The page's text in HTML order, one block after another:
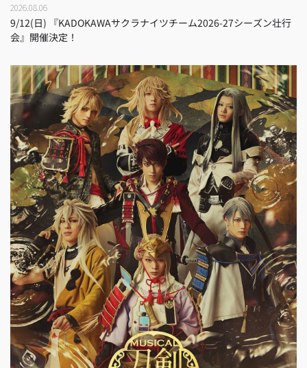
2026.08.06
9/12(日) 『KADOKAWAサクラナイツチーム2026-27シーズン壮行
会』開催決定！